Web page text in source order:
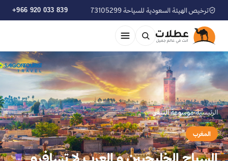
ترخيص الهيئة السعودية للسياحة 73105299 +966 920 033 839
الرئيسية›موسوعة السفر
المغرب